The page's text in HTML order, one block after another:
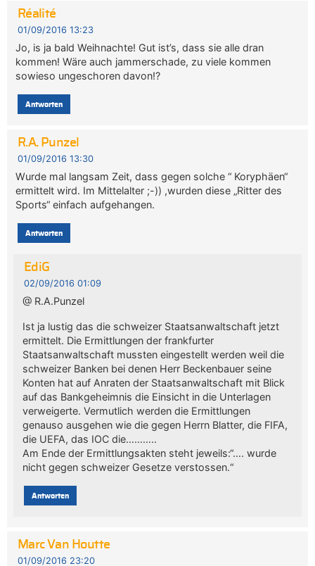
Réalité
01/09/2016 13:23
Jo, is ja bald Weihnachte! Gut ist’s, dass sie alle dran
kommen! Wäre auch jammerschade, zu viele kommen
sowieso ungeschoren davon!?
Antworten
R.A. Punzel
01/09/2016 13:30
Wurde mal langsam Zeit, dass gegen solche “ Koryphäen“
ermittelt wird. Im Mittelalter ;-)) ,wurden diese „Ritter des
Sports“ einfach aufgehangen.
Antworten
EdiG
02/09/2016 01:09
@ R.A.Punzel
Ist ja lustig das die schweizer Staatsanwaltschaft jetzt
ermittelt. Die Ermittlungen der frankfurter
Staatsanwaltschaft mussten eingestellt werden weil die
schweizer Banken bei denen Herr Beckenbauer seine
Konten hat auf Anraten der Staatsanwaltschaft mit Blick
auf das Bankgeheimnis die Einsicht in die Unterlagen
verweigerte. Vermutlich werden die Ermittlungen
genauso ausgehen wie die gegen Herrn Blatter, die FIFA,
die UEFA, das IOC die………..
Am Ende der Ermittlungsakten steht jeweils:“…. wurde
nicht gegen schweizer Gesetze verstossen.“
Antworten
Marc Van Houtte
01/09/2016 23:20